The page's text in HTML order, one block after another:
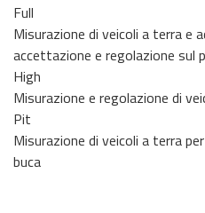
Full
Misurazione di veicoli a terra e
accettazione e regolazione sul
High
Misurazione e regolazione di
Pit
Misurazione di veicoli a terra
buca